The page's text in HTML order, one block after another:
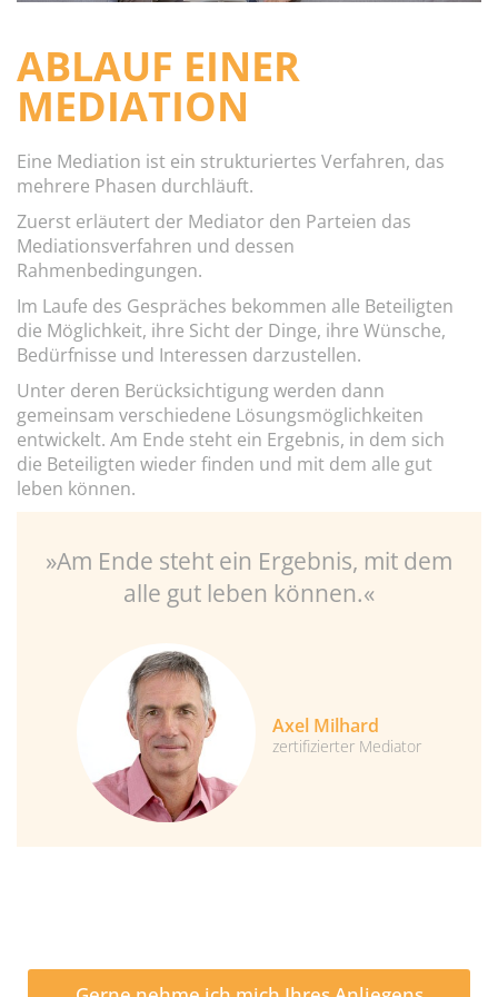
ABLAUF EINER
MEDIATION
Eine Mediation ist ein strukturiertes Verfahren, das
mehrere Phasen durchläuft.
Zuerst erläutert der Mediator den Parteien das
Mediationsverfahren und dessen
Rahmenbedingungen.
Im Laufe des Gespräches bekommen alle Beteiligten
die Möglichkeit, ihre Sicht der Dinge, ihre Wünsche,
Bedürfnisse und Interessen darzustellen.
Unter deren Berücksichtigung werden dann
gemeinsam verschiedene Lösungsmöglichkeiten
entwickelt. Am Ende steht ein Ergebnis, in dem sich
die Beteiligten wieder finden und mit dem alle gut
leben können.
»Am Ende steht ein Ergebnis, mit dem
alle gut leben können.«
Axel Milhard
zertifizierter Mediator